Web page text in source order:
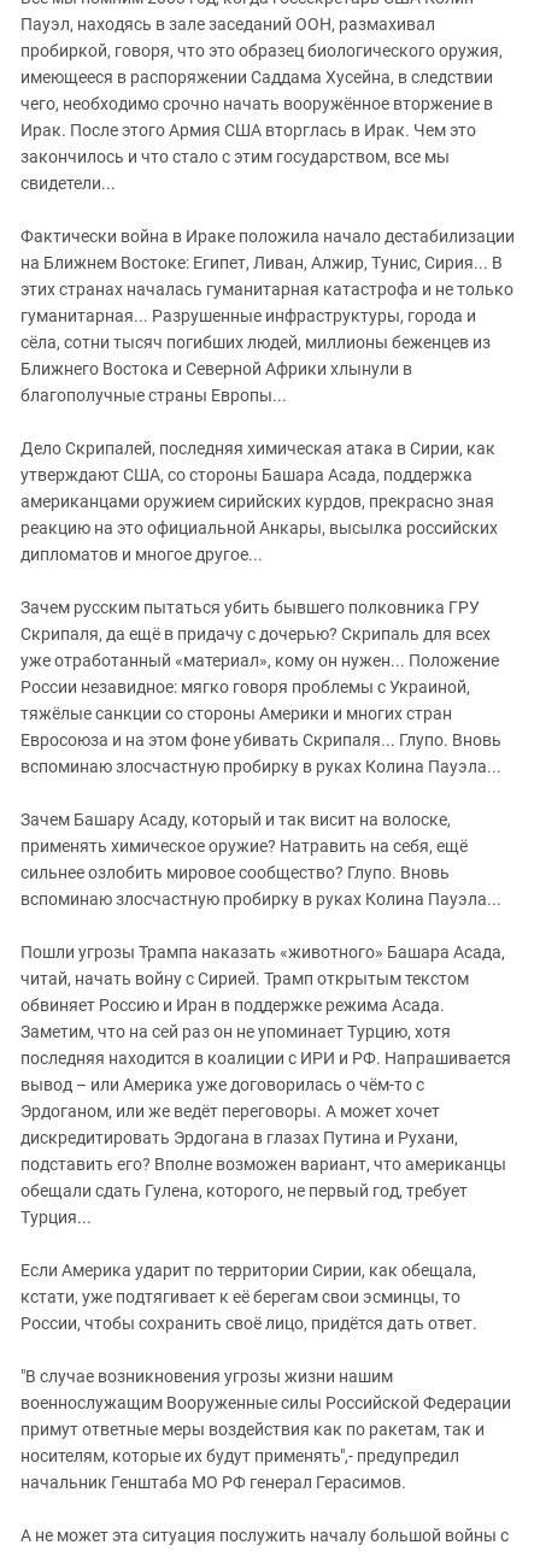
ЗАСТАВЛЯЕТ
КАВКАЗ ЗА ПАЛЕСТИНУ
ИНАКОМЫСЛИЕ В ЧЕЧНЕ
ПРЕСЛЕДОВАНИЕ АКТИВИСТОВ
МОБИЛИЗАЦИЯ И ПРОТЕСТЫ
Дагестан
Ингушетия
Кабардино-Балкария
Калмыкия
Нагорный Карабах
Российская Федерация
Ростовская область
Северная Осетия - Алания
СКФО
Чечня
Южная Осетия
Пауэл, находясь в зале заседаний ООН, размахивал
пробиркой, говоря, что это образец биологического оружия,
имеющееся в распоряжении Саддама Хусейна, в следствии
чего, необходимо срочно начать вооружённое вторжение в
Ирак. После этого Армия США вторглась в Ирак. Чем это
закончилось и что стало с этим государством, все мы
свидетели...
Фактически война в Ираке положила начало дестабилизации
на Ближнем Востоке: Египет, Ливан, Алжир, Тунис, Сирия... В
этих странах началась гуманитарная катастрофа и не только
гуманитарная... Разрушенные инфраструктуры, города и
сёла, сотни тысяч погибших людей, миллионы беженцев из
Ближнего Востока и Северной Африки хлынули в
благополучные страны Европы...
Дело Скрипалей, последняя химическая атака в Сирии, как
утверждают США, со стороны Башара Асада, поддержка
американцами оружием сирийских курдов, прекрасно зная
реакцию на это официальной Анкары, высылка российских
дипломатов и многое другое...
Зачем русским пытаться убить бывшего полковника ГРУ
Скрипаля, да ещё в придачу с дочерью? Скрипаль для всех
уже отработанный «материал», кому он нужен... Положение
России незавидное: мягко говоря проблемы с Украиной,
тяжёлые санкции со стороны Америки и многих стран
Евросоюза и на этом фоне убивать Скрипаля... Глупо. Вновь
вспоминаю злосчастную пробирку в руках Колина Пауэла...
Зачем Башару Асаду, который и так висит на волоске,
применять химическое оружие? Натравить на себя, ещё
сильнее озлобить мировое сообщество? Глупо. Вновь
вспоминаю злосчастную пробирку в руках Колина Пауэла...
Пошли угрозы Трампа наказать «животного» Башара Асада,
читай, начать войну с Сирией. Трамп открытым текстом
обвиняет Россию и Иран в поддержке режима Асада.
Заметим, что на сей раз он не упоминает Турцию, хотя
последняя находится в коалиции с ИРИ и РФ. Напрашивается
вывод – или Америка уже договорилась о чём-то с
Эрдоганом, или же ведёт переговоры. А может хочет
дискредитировать Эрдогана в глазах Путина и Рухани,
подставить его? Вполне возможен вариант, что американцы
обещали сдать Гулена, которого, не первый год, требует
Турция...
Если Америка ударит по территории Сирии, как обещала,
кстати, уже подтягивает к её берегам свои эсминцы, то
России, чтобы сохранить своё лицо, придётся дать ответ.
"В случае возникновения угрозы жизни нашим
военнослужащим Вооруженные силы Российской Федерации
примут ответные меры воздействия как по ракетам, так и
носителям, которые их будут применять",- предупредил
начальник Генштаба МО РФ генерал Герасимов.
А не может эта ситуация послужить началу большой войны с